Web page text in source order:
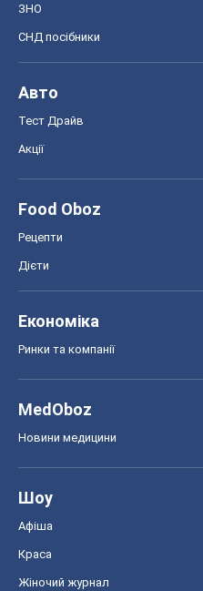
ЗНО
СНД посібники
Авто
Тест Драйв
Акції
Food Oboz
Рецепти
Дієти
Економіка
Ринки та компанії
MedOboz
Новини медицини
Шоу
Афіша
Краса
Жіночий журнал